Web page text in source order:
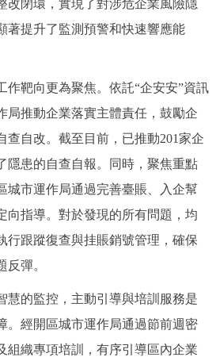
陽光政務
我要諮詢 我要建議
線上訪談 圖説互動
十六區概覽 人文北京
圖説北京 視頻北京
改閉環，實現了對涉危企業風險隱
著提升了監測預警和快速響應能
靶向更為聚焦。依託“企安安”資訊
局推動企業落實主體責任，鼓勵企
查自改。截至目前，已推動201家企
隱患的自查自報。同時，聚焦重點
城市運作局通過完善臺賬、入企幫
向指導。對於發現的所有問題，均
行跟蹤復查與挂賬銷號管理，確保
反彈。
的監控，主動引導與培訓服務是
。經開區城市運作局通過節前週密
組織專項培訓，有序引導區內企業